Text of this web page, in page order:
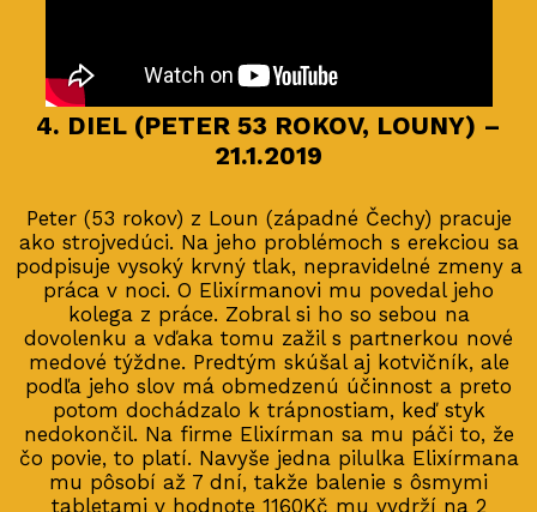
4. DIEL (PETER 53 ROKOV, LOUNY) –
21.1.2019
Peter (53 rokov) z Loun (západné Čechy) pracuje
ako strojvedúci. Na jeho problémoch s erekciou sa
podpisuje vysoký krvný tlak, nepravidelné zmeny a
práca v noci. O Elixírmanovi mu povedal jeho
kolega z práce. Zobral si ho so sebou na
dovolenku a vďaka tomu zažil s partnerkou nové
medové týždne. Predtým skúšal aj kotvičník, ale
podľa jeho slov má obmedzenú účinnost a preto
potom dochádzalo k trápnostiam, keď styk
nedokončil. Na firme Elixírman sa mu páči to, že
čo povie, to platí. Navyše jedna pilulka Elixírmana
mu pôsobí až 7 dní, takže balenie s ôsmymi
tabletami v hodnote 1160Kč mu vydrží na 2